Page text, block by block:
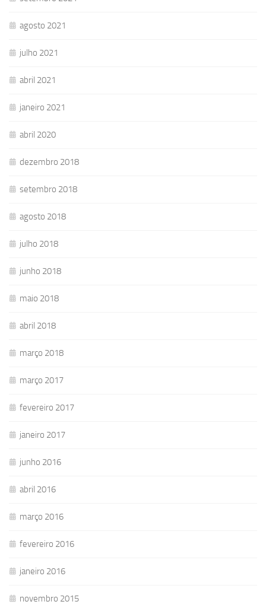
agosto 2021
julho 2021
abril 2021
janeiro 2021
abril 2020
dezembro 2018
setembro 2018
agosto 2018
julho 2018
junho 2018
maio 2018
abril 2018
março 2018
março 2017
fevereiro 2017
janeiro 2017
junho 2016
abril 2016
março 2016
fevereiro 2016
janeiro 2016
novembro 2015